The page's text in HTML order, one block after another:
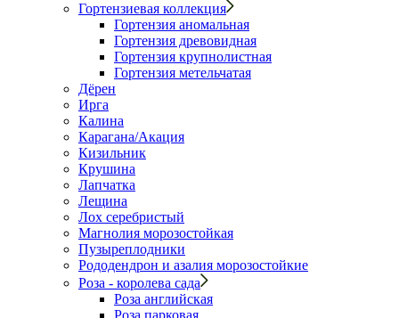
Гортензиевая коллекция
Гортензия аномальная
Гортензия древовидная
Гортензия крупнолистная
Гортензия метельчатая
Дёрен
Ирга
Калина
Карагана/Акация
Кизильник
Крушина
Лапчатка
Лещина
Лох серебристый
Магнолия морозостойкая
Пузыреплодники
Рододендрон и азалия морозостойкие
Роза - королева сада
Роза английская
Роза парковая